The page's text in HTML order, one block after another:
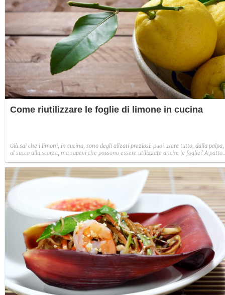
Come riutilizzare le foglie di limone in cucina
Già sai che i limoni, in cucina, sono degli alleati preziosi: puoi usare tutto, dalla polpa,
al succo alla scorza, ma sapevi che possono essere utilizzate anche le foglie? A patto
principali impieghi in cucina delle foglie di limone.